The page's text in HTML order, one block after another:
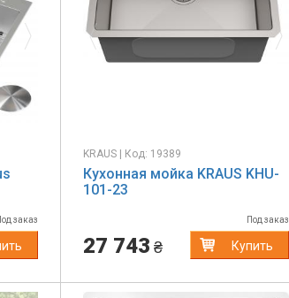
заказ
KRAUS | Код: 19389
Кухонная мойка KRAUS KHU-
101-23
Под заказ
27 743 ₴ Купить